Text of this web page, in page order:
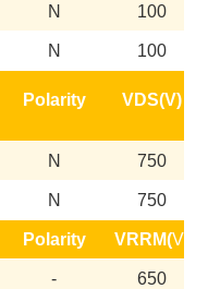
N 100
N 100
Polarity VDS(V)
N 750
N 750
Polarity VRRM(V)
- 650